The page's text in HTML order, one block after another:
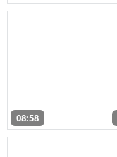
08:58